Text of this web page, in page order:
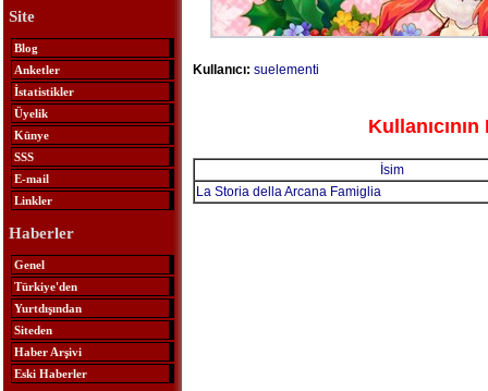
Site
Blog
Anketler
İstatistikler
Üyelik
Künye
SSS
E-mail
Linkler
Haberler
Genel
Türkiye'den
Yurtdışından
Siteden
Haber Arşivi
Eski Haberler
Kullanıcı: suelementi
İsim
La Storia della Arcana Famiglia